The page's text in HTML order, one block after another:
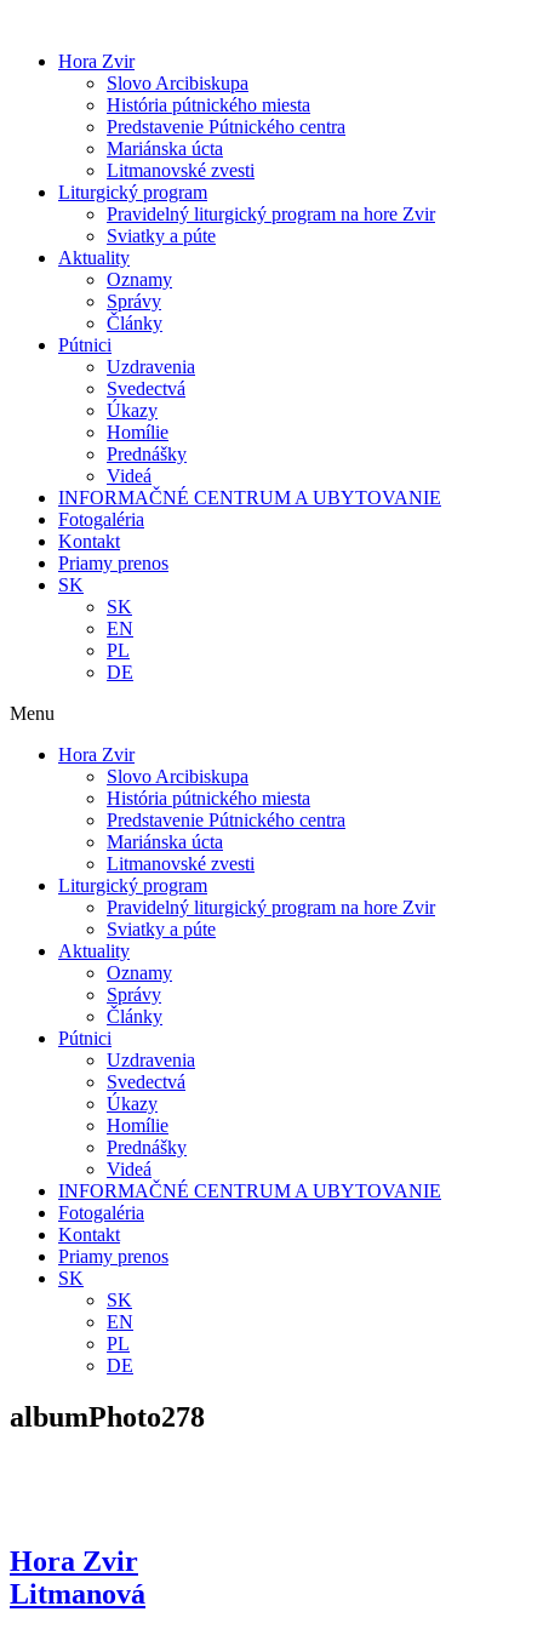
obsah
Hora Zvir
Slovo Arcibiskupa
História pútnického miesta
Predstavenie Pútnického centra
Mariánska úcta
Litmanovské zvesti
Liturgický program
Pravidelný liturgický program na hore Zvir
Sviatky a púte
Aktuality
Oznamy
Správy
Články
Pútnici
Uzdravenia
Svedectvá
Úkazy
Homílie
Prednášky
Videá
INFORMAČNÉ CENTRUM A UBYTOVANIE
Fotogaléria
Kontakt
Priamy prenos
SK
SK
EN
PL
DE
Menu
Hora Zvir
Slovo Arcibiskupa
História pútnického miesta
Predstavenie Pútnického centra
Mariánska úcta
Litmanovské zvesti
Liturgický program
Pravidelný liturgický program na hore Zvir
Sviatky a púte
Aktuality
Oznamy
Správy
Články
Pútnici
Uzdravenia
Svedectvá
Úkazy
Homílie
Prednášky
Videá
INFORMAČNÉ CENTRUM A UBYTOVANIE
Fotogaléria
Kontakt
Priamy prenos
SK
SK
EN
PL
DE
albumPhoto278
Hora Zvir
Litmanová